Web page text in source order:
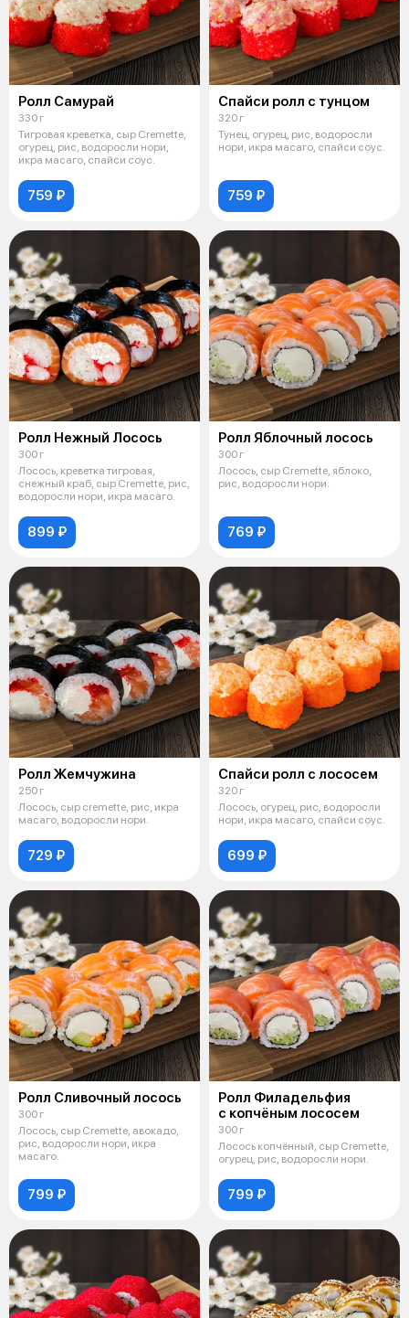
Ролл Самурай
330 г
Тигровая креветка, сыр Cremette,
огурец, рис, водоросли нори,
икра масаго, спайси соус.
759 ₽
Спайси ролл с тунцом
320 г
Тунец, огурец, рис, водоросли
нори, икра масаго, спайси соус.
759 ₽
Ролл Нежный Лосось
300 г
Лосось, креветка тигровая,
снежный краб, сыр Cremette, рис,
водоросли нори, икра масаго.
899 ₽
Ролл Яблочный лосось
300 г
Лосось, сыр Cremette, яблоко,
рис, водоросли нори.
769 ₽
Ролл Жемчужина
250 г
Лосось, сыр cremette, рис, икра
масаго, водоросли нори.
729 ₽
Спайси ролл с лососем
320 г
Лосось, огурец, рис, водоросли
нори, икра масаго, спайси соус.
699 ₽
Ролл Сливочный лосось
300 г
Лосось, сыр Cremette, авокадо,
рис, водоросли нори, икра
масаго.
799 ₽
Ролл Филадельфия
с копчёным лососем
300 г
Лосось копчённый, сыр Cremette,
огурец, рис, водоросли нори.
799 ₽